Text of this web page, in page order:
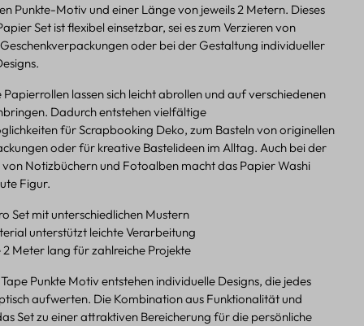
Punkte-Motiv und einer Länge von jeweils 2 Metern. Dieses
Set ist flexibel einsetzbar, sei es zum Verzieren von
oder bei der Gestaltung individueller
Papierrollen lassen sich leicht abrollen und auf verschiedenen
Dadurch entstehen vielfältige
für Scrapbooking Deko, zum Basteln von originellen
oder für kreative Bastelideen im Alltag. Auch bei der
von Notizbüchern und Fotoalben macht das Papier Washi
Figur.
Set mit unterschiedlichen Mustern
unterstützt leichte Verarbeitung
2 Meter lang für zahlreiche Projekte
Punkte Motiv entstehen individuelle Designs, die jedes
aufwerten. Die Kombination aus Funktionalität und
Set zu einer attraktiven Bereicherung für die persönliche